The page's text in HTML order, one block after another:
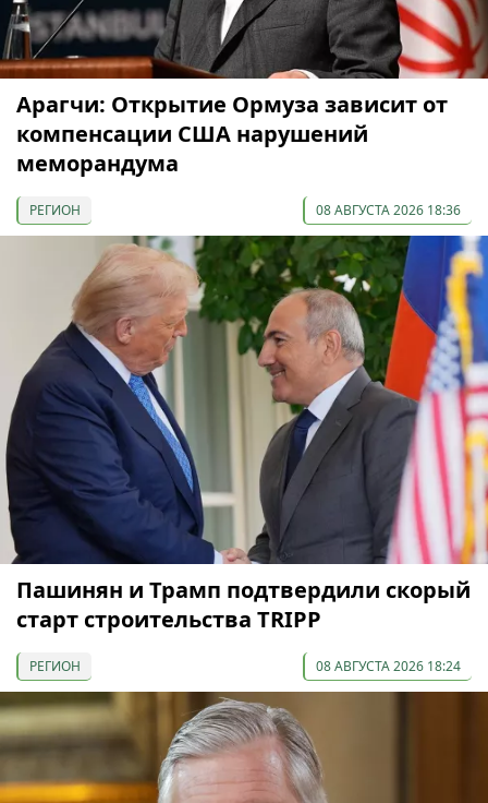
Арагчи: Открытие Ормуза зависит от
компенсации США нарушений
меморандума
РЕГИОН 08 АВГУСТА 2026 18:36
Пашинян и Трамп подтвердили скорый
старт строительства TRIPP
РЕГИОН 08 АВГУСТА 2026 18:24